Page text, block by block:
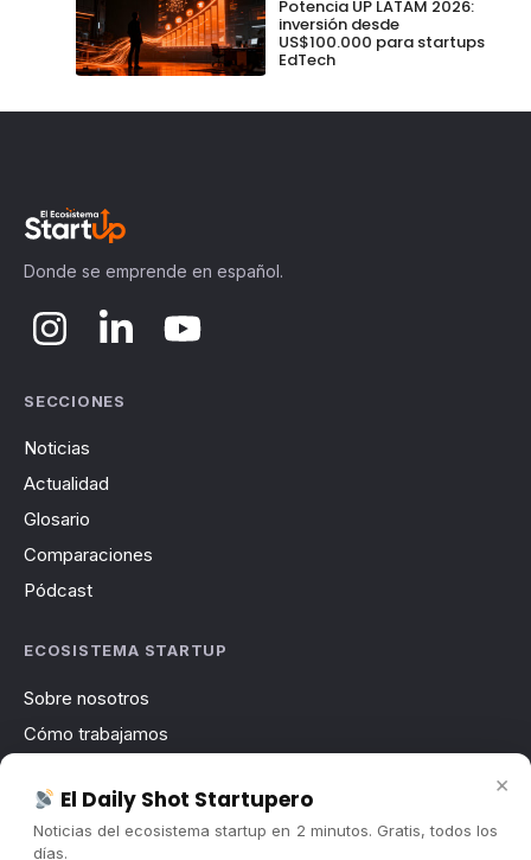
Potencia UP LATAM 2026:
inversión desde
US$100.000 para startups
EdTech
Donde se emprende en español.
SECCIONES
Noticias
Actualidad
Glosario
Comparaciones
Pódcast
ECOSISTEMA STARTUP
Sobre nosotros
Cómo trabajamos
Contacto
Publicidad
×
El Daily Shot Startupero
Noticias del ecosistema startup en 2 minutos. Gratis, todos los
días.